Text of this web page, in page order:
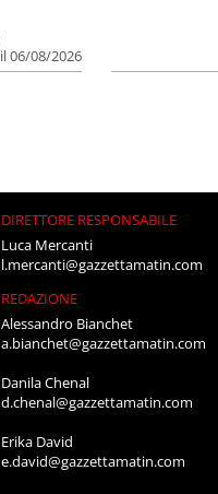
il 06/08/2026
DIRETTORE RESPONSABILE
Luca Mercanti
l.mercanti@gazzettamatin.com
REDAZIONE
Alessandro Bianchet
a.bianchet@gazzettamatin.com
Danila Chenal
d.chenal@gazzettamatin.com
Erika David
e.david@gazzettamatin.com